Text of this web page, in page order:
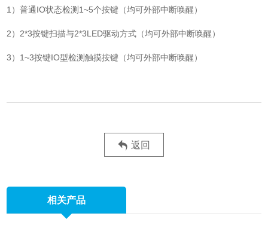
1）普通IO状态检测1~5个按键（均可外部中断唤醒）
2）2*3按键扫描与2*3LED驱动方式（均可外部中断唤醒）
3）1~3按键IO型检测触摸按键（均可外部中断唤醒）
返回
相关产品